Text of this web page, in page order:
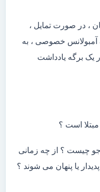
، در صورت تمایل ،
خصوصی ، به
یک برگه یادداشت
مبتلا است ؟
چیست ؟ از چه زمانی
یا پنهان می شوند ؟